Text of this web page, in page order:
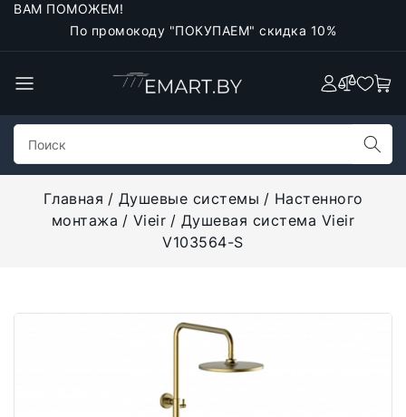
ВАМ ПОМОЖЕМ!
По промокоду "ПОКУПАЕМ" скидка 10%
Главная Душевые системы
Настенного
монтажа
Vieir
Душевая система Vieir
V103564-S